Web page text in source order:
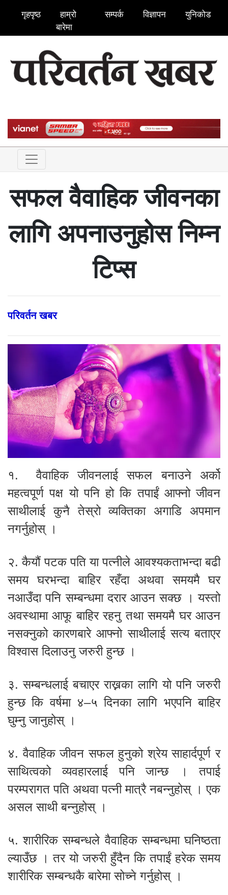
गृहपृष्ठ
हाम्रो
बारेमा
सम्पर्क विज्ञापन युनिकोड
सफल वैवाहिक जीवनका
लागि अपनाउनुहोस निम्न
टिप्स
परिवर्तन खबर
१. वैवाहिक जीवनलाई सफल बनाउने अर्को
महत्वपूर्ण पक्ष यो पनि हो कि तपाईं आफ्नो जीवन
साथीलाई कुनै तेस्रो व्यक्तिका अगाडि अपमान
नगर्नुहोस् ।
२. कैयौं पटक पति या पत्नीले आवश्यकताभन्दा बढी
समय घरभन्दा बाहिर रहँदा अथवा समयमै घर
नआउँदा पनि सम्बन्धमा दरार आउन सक्छ । यस्तो
अवस्थामा आफू बाहिर रहनु तथा समयमै घर आउन
नसक्नुको कारणबारे आफ्नो साथीलाई सत्य बताएर
विश्वास दिलाउनु जरुरी हुन्छ ।
३. सम्बन्धलाई बचाएर राख्नका लागि यो पनि जरुरी
हुन्छ कि वर्षमा ४–५ दिनका लागि भएपनि बाहिर
घुम्नु जानुहोस् ।
४. वैवाहिक जीवन सफल हुनुको श्रेय साहार्दपूर्ण र
साथित्वको व्यवहारलाई पनि जान्छ । तपाई
परम्परागत पति अथवा पत्नी मात्रै नबन्नुहोस् । एक
असल साथी बन्नुहोस् ।
५. शारीरिक सम्बन्धले वैवाहिक सम्बन्धमा घनिष्ठता
ल्याउँछ । तर यो जरुरी हुँदैन कि तपाईं हरेक समय
शारीरिक सम्बन्धकै बारेमा सोच्ने गर्नुहोस् ।